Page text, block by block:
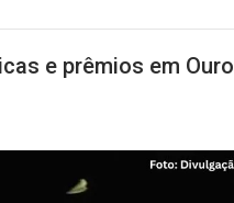
e prêmios em Ouro